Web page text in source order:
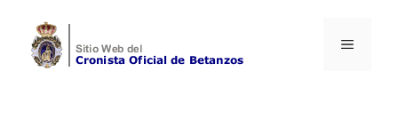
contenido
Menú